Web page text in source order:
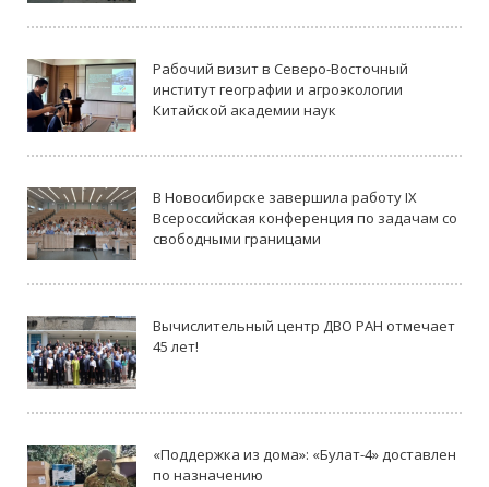
Рабочий визит в Северо-Восточный
институт географии и агроэкологии
Китайской академии наук
В Новосибирске завершила работу IX
Всероссийская конференция по задачам со
свободными границами
Вычислительный центр ДВО РАН отмечает
45 лет!
«Поддержка из дома»: «Булат-4» доставлен
по назначению